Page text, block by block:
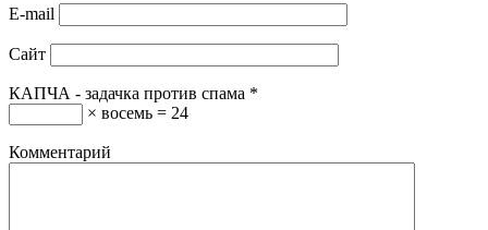
E-mail
Сайт
КАПЧА - задачка против спама *
× восемь = 24
Комментарий